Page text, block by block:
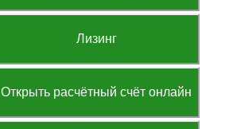
Лизинг
Открыть расчётный счёт онлайн